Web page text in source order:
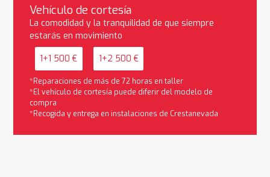
Vehículo de cortesía
La comodidad y la tranquilidad de que siempre
estarás en movimiento
1+1 500 € 1+2 500 €
*Reparaciones de más de 72 horas en taller
*El vehículo de cortesía puede diferir del modelo de
compra
*Recogida y entrega en instalaciones de Crestanevada